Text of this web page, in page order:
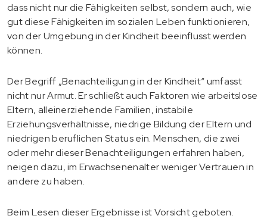
dass nicht nur die Fähigkeiten selbst, sondern auch, wie
gut diese Fähigkeiten im sozialen Leben funktionieren,
von der Umgebung in der Kindheit beeinflusst werden
können.
Der Begriff „Benachteiligung in der Kindheit“ umfasst
nicht nur Armut. Er schließt auch Faktoren wie arbeitslose
Eltern, alleinerziehende Familien, instabile
Erziehungsverhältnisse, niedrige Bildung der Eltern und
niedrigen beruflichen Status ein. Menschen, die zwei
oder mehr dieser Benachteiligungen erfahren haben,
neigen dazu, im Erwachsenenalter weniger Vertrauen in
andere zu haben.
Beim Lesen dieser Ergebnisse ist Vorsicht geboten.